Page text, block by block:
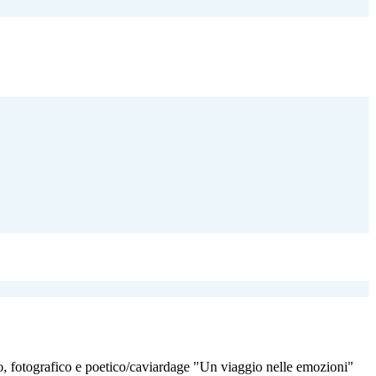
fotografico e poetico/caviardage "Un viaggio nelle emozioni"